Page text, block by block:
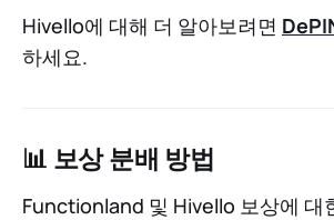
Hivello에 대해 더 알아보려면
하세요.
📊 보상 분배 방법
Functionland 및 Hivello 보상에 대